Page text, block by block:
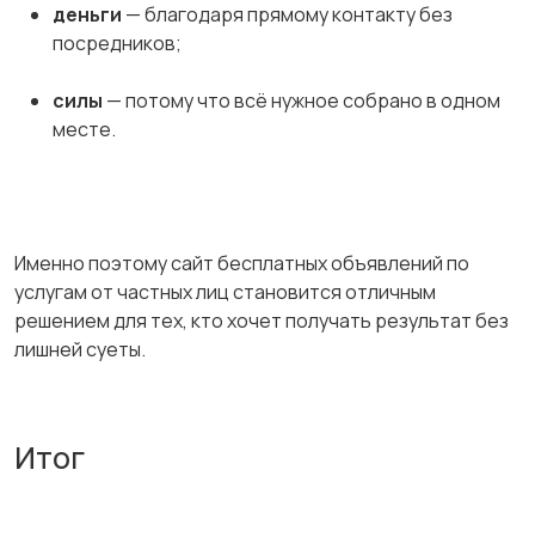
деньги — благодаря прямому контакту без
посредников;
силы — потому что всё нужное собрано в одном
месте.
Именно поэтому сайт бесплатных объявлений по
услугам от частных лиц становится отличным
решением для тех, кто хочет получать результат без
лишней суеты.
Итог